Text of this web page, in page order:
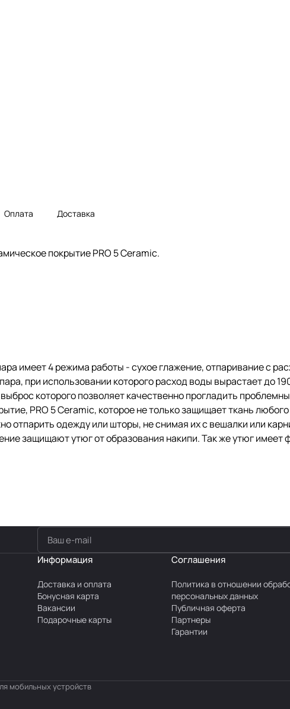
Оплата Доставка
покрытие PRO 5 Ceramic.
имеет 4 режима работы - сухое глажение, отпаривание с
при использовании которого расход воды вырастает до
которого позволяет качественно прогладить
PRO 5 Ceramic, которое не только защищает ткань
отпарить одежду или шторы, не снимая их с вешалки или
защищают утюг от образования накипи. Так же утюг
Информация
Доставка и оплата
Бонусная карта
Вакансии
Подарочные карты
Соглашения
Политика в отношении
персональных данных
Публичная оферта
Партнеры
Гарантии
мобильных устройств